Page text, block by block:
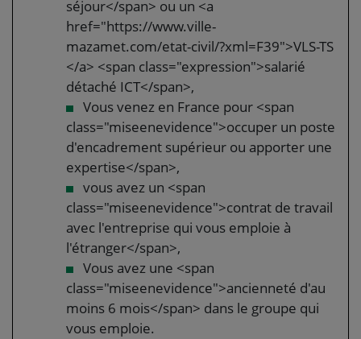
séjour</span> ou un <a
href="https://www.ville-
mazamet.com/etat-civil/?xml=F39">VLS-TS
</a> <span class="expression">salarié
détaché ICT</span>,
Vous venez en France pour <span
class="miseenevidence">occuper un poste
d'encadrement supérieur ou apporter une
expertise</span>,
vous avez un <span
class="miseenevidence">contrat de travail
avec l'entreprise qui vous emploie à
l'étranger</span>,
Vous avez une <span
class="miseenevidence">ancienneté d'au
moins 6 mois</span> dans le groupe qui
vous emploie.